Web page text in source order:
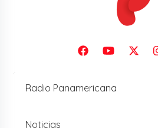
Radio Panamericana
Noticias